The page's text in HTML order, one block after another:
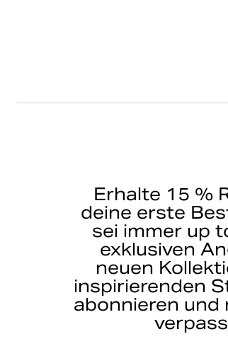
Erhalte 15 %
deine erste
sei immer up
exklusiven
neuen
inspirierenden
abonnieren und